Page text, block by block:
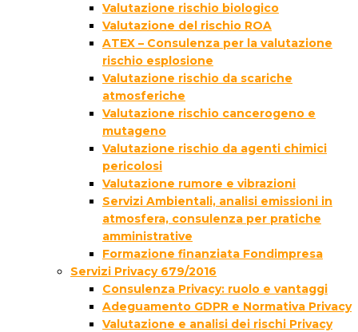
Valutazione rischio biologico
Valutazione del rischio ROA
ATEX – Consulenza per la valutazione
rischio esplosione
Valutazione rischio da scariche
atmosferiche
Valutazione rischio cancerogeno e
mutageno
Valutazione rischio da agenti chimici
pericolosi
Valutazione rumore e vibrazioni
Servizi Ambientali, analisi emissioni in
atmosfera, consulenza per pratiche
amministrative
Formazione finanziata Fondimpresa
Servizi Privacy 679/2016
Consulenza Privacy: ruolo e vantaggi
Adeguamento GDPR e Normativa Privacy
Valutazione e analisi dei rischi Privacy